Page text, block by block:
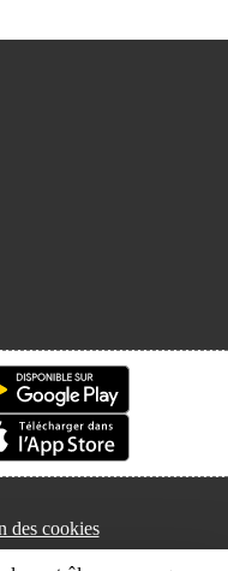
des cookies